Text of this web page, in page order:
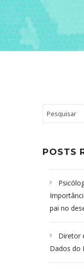
POSTS
pai no
Diretor
Dados do